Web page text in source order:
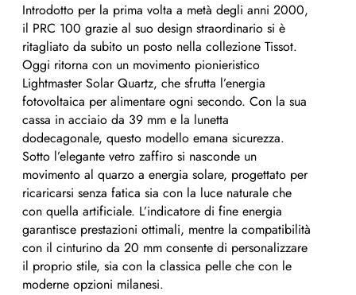
Introdotto per la prima volta a metà degli anni 2000,
il PRC 100 grazie al suo design straordinario si è
ritagliato da subito un posto nella collezione Tissot.
Oggi ritorna con un movimento pionieristico
Lightmaster Solar Quartz, che sfrutta l’energia
fotovoltaica per alimentare ogni secondo. Con la sua
cassa in acciaio da 39 mm e la lunetta
dodecagonale, questo modello emana sicurezza.
Sotto l’elegante vetro zaffiro si nasconde un
movimento al quarzo a energia solare, progettato per
ricaricarsi senza fatica sia con la luce naturale che
con quella artificiale. L’indicatore di fine energia
garantisce prestazioni ottimali, mentre la compatibilità
con il cinturino da 20 mm consente di personalizzare
il proprio stile, sia con la classica pelle che con le
moderne opzioni milanesi.